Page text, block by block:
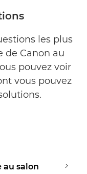
les plus
de Canon au
pouvez voir
vous pouvez
au salon